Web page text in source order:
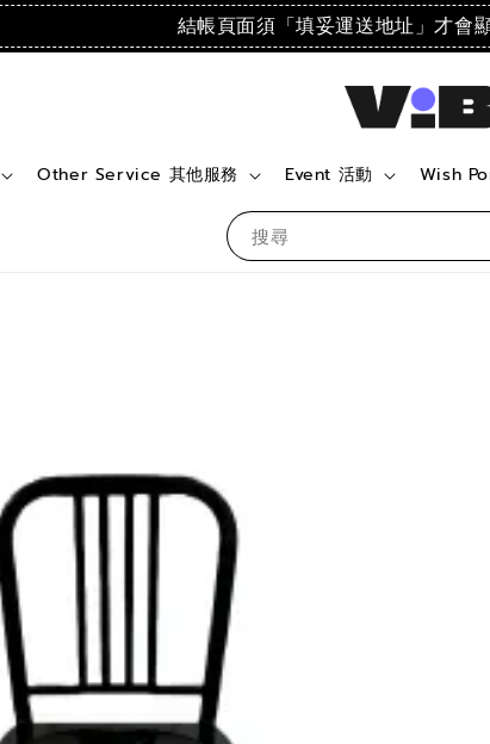
結帳頁面須「填妥運送地址」才會
搜尋
Other Service 其他服務 Event 活動 Wish